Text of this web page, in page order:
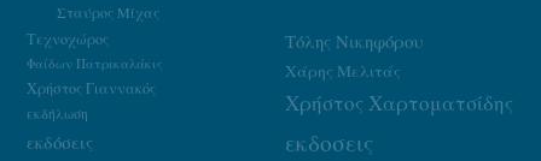
Σταύρος Μίχας
Τεχνοχώρος
Τόλης Νικηφόρου
Φαίδων Πατρικαλάκις Χάρης Μελιτάς
Χρήστος Γιαννακός
Χρήστος Χαρτοματσίδης
εκδήλωση
εκδοσεις
εκδόσεις